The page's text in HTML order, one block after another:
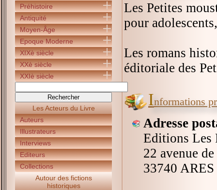
Préhistoire
Antiquité
Moyen-Âge
Epoque Moderne
XIXè siècle
XXè siècle
XXIè siècle
Les Acteurs du Livre
Auteurs
Illustrateurs
Interviews
Editeurs
Collections
Autour des fictions
historiques
Les Petites
pour
Les romans
éditoriale des
Informations
Adresse
Editions Les
22 avenue
33740 ARES